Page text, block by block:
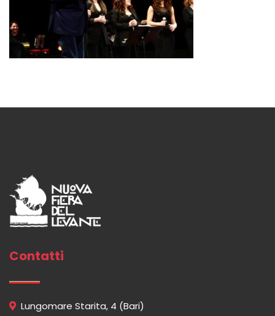
Contatti
Lungomare Starita, 4 (Bari)